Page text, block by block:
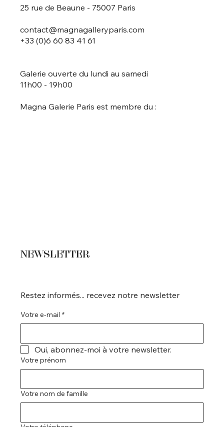
25 rue de Beaune - 75007 Paris
contact@magnagalleryparis.com
+33 (0)6 60 83 41 61
Galerie ouverte du lundi au samedi
11h00 - 19h00
Magna Galerie Paris est membre du :
Restez informés... recevez notre newsletter
Votre e-mail *
Oui, abonnez-moi à votre newsletter.
Votre prénom
Votre nom de famille
NEWSLETTER